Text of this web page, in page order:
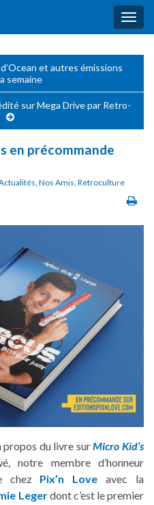
et autres émissions
semaine
sur Mega Drive par Retro-
en précommande
, Nos Amis, Retroculture
propos du livre surMicro Kid’s
notre membre d’honneur
chez Pix’n Love avec la
Legerdont c’est le premier